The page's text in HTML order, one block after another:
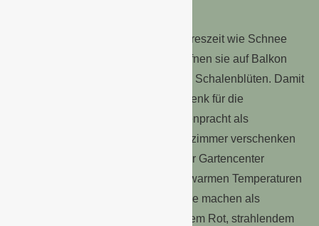
Christrosen gehören zur kalten Jahreszeit wie Schnee
und Eis. Selbst bei Minusgraden öffnen sie auf Balkon
und Terrasse ihre strahlend weißen Schalenblüten. Damit
sind sie das perfekte Blumengeschenk für die
Wintermonate. Wer die weiße Blütenpracht als
Tischdekoration für Wohn- und Esszimmer verschenken
möchte, findet im Blumenladen oder Gartencenter
besondere Züchtungen, die selbst warmen Temperaturen
standhalten. Auch Weihnachtssterne machen als
Advents-Mitbringsel viel her. In sattem Rot, strahlendem